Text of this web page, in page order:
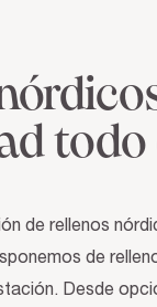
todo
de rellenos
de
Desde